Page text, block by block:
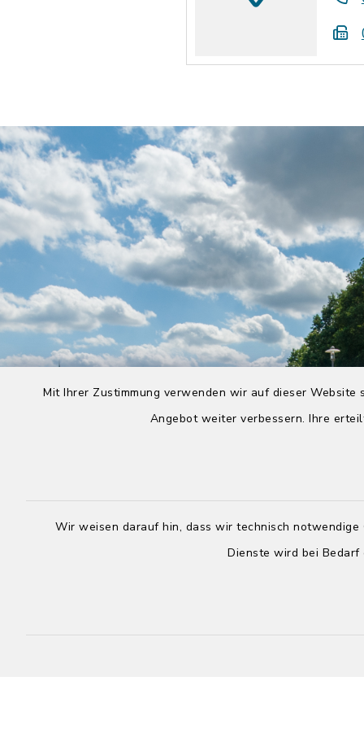
Mit Ihrer Zustimmung verwenden wir auf dieser
Angebot weiter verbessern. Ihre
Wir weisen darauf hin, dass wir technisch
Dienste wird bei